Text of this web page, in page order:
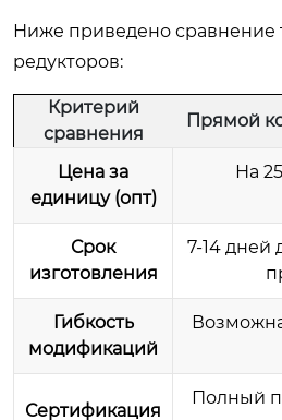
Ниже приведено сравнение
редукторов:
Критерий
сравнения
Прямой
Цена за
единицу (опт)
На
Срок
изготовления
7-14 дней
Гибкость
модификаций
Сертификация
Полный